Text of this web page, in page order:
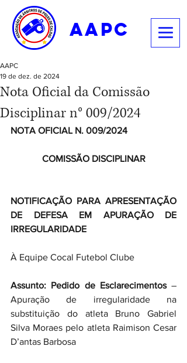
aapc
Nota Oficial da Comissão
Disciplinar n° 009/2024
AAPC
19 de dez. de 2024
NOTA OFICIAL N. 009/2024
COMISSÃO DISCIPLINAR
NOTIFICAÇÃO PARA APRESENTAÇÃO
DE DEFESA EM APURAÇÃO DE
IRREGULARIDADE
À Equipe Cocal Futebol Clube
Assunto: Pedido de Esclarecimentos –
Apuração de irregularidade na
substituição do atleta Bruno Gabriel
Silva Moraes pelo atleta Raimison Cesar
D’antas Barbosa